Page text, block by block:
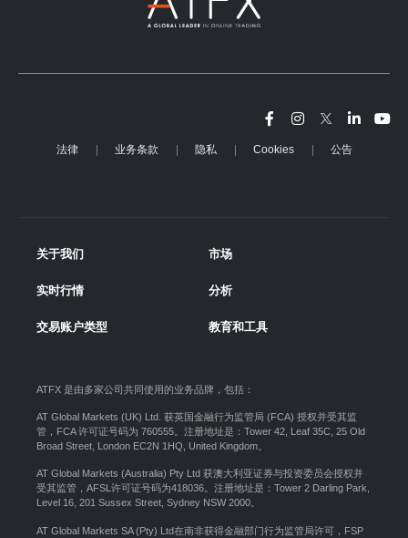
法律 业务条款 隐私 Cookies 公告
关于我们 市场
实时行情 分析
交易账户类型 教育和工具
ATFX 是由多家公司共同使用的业务品牌，包括：
AT Global Markets (UK) Ltd. 获英国金融行为监管局 (FCA) 授权并受其监
管，FCA 许可证号码为 760555。注册地址是：Tower 42, Leaf 35C, 25 Old
Broad Street, London EC2N 1HQ, United Kingdom。
AT Global Markets (Australia) Pty Ltd 获澳大利亚证券与投资委员会授权并
受其监管，AFSL许可证号码为418036。注册地址是：Tower 2 Darling Park,
Level 16, 201 Sussex Street, Sydney NSW 2000
AT Global Markets SA (Pty) Ltd在南非获得金融部门行为监管局许可，FSP